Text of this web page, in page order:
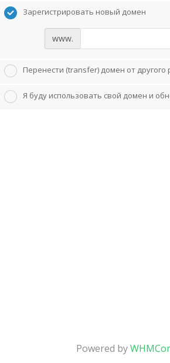
Зарегистрировать новый домен
www.
Перенести (transfer) домен от другого
Я буду использовать свой домен и
Powered by